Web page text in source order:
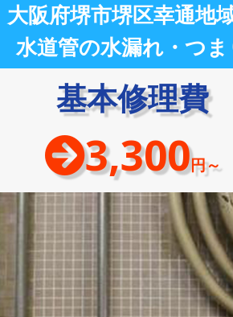
大阪府堺市堺区幸通地
水道管の水漏れ・つ
基本修理費
3,300円～